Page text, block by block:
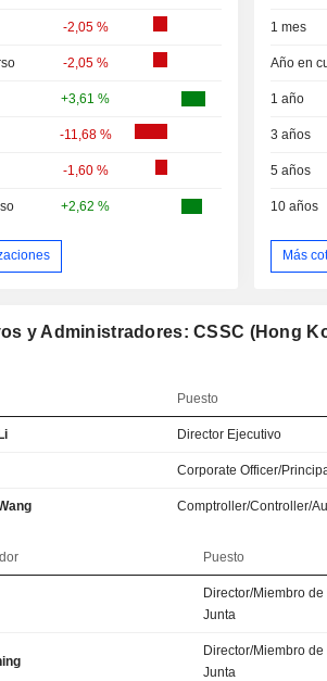
-2,05 %
-2,05 %
+3,61 %
-11,68 %
-1,60 %
+2,62 %
1 mes
Año en
1 año
3 años
5 años
10 años
Más
y Administradores: CSSC (Hong
Puesto
Director Ejecutivo
Corporate Officer/
Comptroller/Controller/
Puesto
Director/Miembro de
Junta
Director/Miembro de
Junta